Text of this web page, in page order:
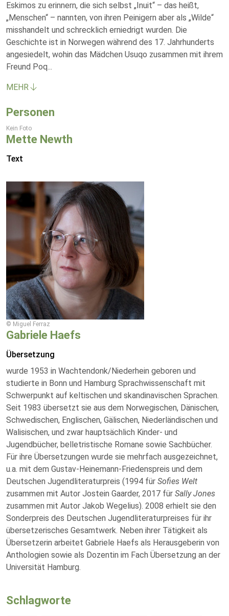
Eskimos zu erinnern, die sich selbst „Inuit“ – das heißt,
„Menschen“ – nannten, von ihren Peinigern aber als „Wilde“
misshandelt und schrecklich erniedrigt wurden. Die
Geschichte ist in Norwegen während des 17. Jahrhunderts
angesiedelt, wohin das Mädchen Usuqo zusammen mit ihrem
Freund Poq...
MEHR
Personen
Kein Foto
Mette Newth
Text
© Miguel Ferraz
Gabriele Haefs
Übersetzung
wurde 1953 in Wachtendonk/Niederhein geboren und
studierte in Bonn und Hamburg Sprachwissenschaft mit
Schwerpunkt auf keltischen und skandinavischen Sprachen.
Seit 1983 übersetzt sie aus dem Norwegischen, Dänischen,
Schwedischen, Englischen, Gälischen, Niederländischen und
Walisischen, und zwar hauptsächlich Kinder- und
Jugendbücher, belletristische Romane sowie Sachbücher.
Für ihre Übersetzungen wurde sie mehrfach ausgezeichnet,
u.a. mit dem Gustav-Heinemann-Friedenspreis und dem
Deutschen Jugendliteraturpreis (1994 für Sofies Welt
zusammen mit Autor Jostein Gaarder, 2017 für Sally Jones
zusammen mit Autor Jakob Wegelius). 2008 erhielt sie den
Sonderpreis des Deutschen Jugendliteraturpreises für ihr
übersetzerisches Gesamtwerk. Neben ihrer Tätigkeit als
Übersetzerin arbeitet Gabriele Haefs als Herausgeberin von
Anthologien sowie als Dozentin im Fach Übersetzung an der
Universität Hamburg.
Schlagworte